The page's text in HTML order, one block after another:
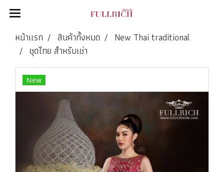
หน้าแรก สินค้าทั้งหมด
New Thai traditional
ชุดไทย สำหรับเช่า
New